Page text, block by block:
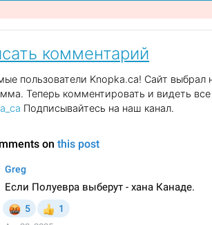
комментарий
пользователи Knopka.ca! Сайт
Теперь комментировать и видеть
Подписывайтесь на наш канал.